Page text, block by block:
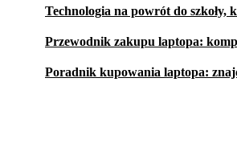
Technologia na powrót do szkoły,
Przewodnik zakupu laptopa:
Poradnik kupowania laptopa: